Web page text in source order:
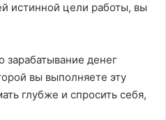
истинной цели работы, вы
денег
вы выполняете эту
глубже и спросить себя,